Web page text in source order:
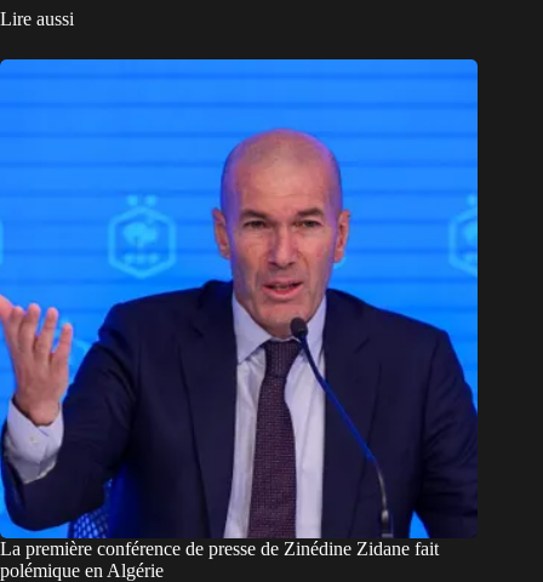
Lire aussi
La première conférence de presse de Zinédine Zidane fait
polémique en Algérie